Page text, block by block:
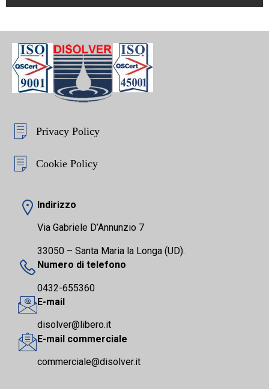
Privacy Policy
Cookie Policy
Indirizzo
Via Gabriele D’Annunzio 7
33050 – Santa Maria la Longa (UD).
Numero di telefono
0432-655360
E-mail
disolver@libero.it
E-mail commerciale
commerciale@disolver.it